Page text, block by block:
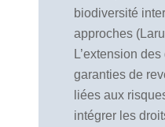
biodiversité
approches
L’extension
garanties de
liées aux
intégrer les